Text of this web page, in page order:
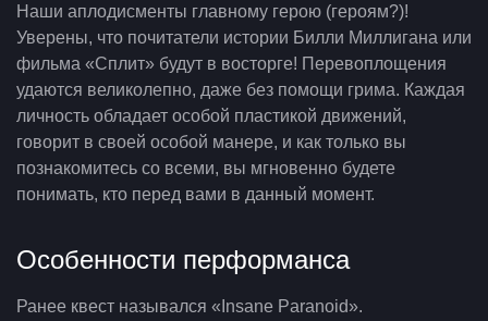
Наши аплодисменты главному герою (героям?)!
Уверены, что почитатели истории Билли Миллигана или
фильма «Сплит» будут в восторге! Перевоплощения
удаются великолепно, даже без помощи грима. Каждая
личность обладает особой пластикой движений,
говорит в своей особой манере, и как только вы
познакомитесь со всеми, вы мгновенно будете
понимать, кто перед вами в данный момент.
Особенности перформанса
Ранее квест назывался «Insane Paranoid».